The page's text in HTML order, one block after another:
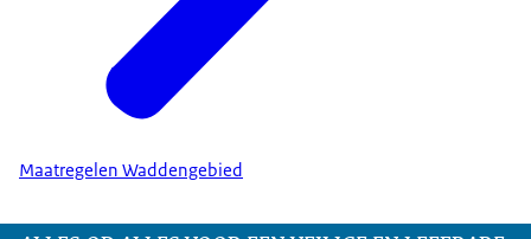
Maatregelen Waddengebied